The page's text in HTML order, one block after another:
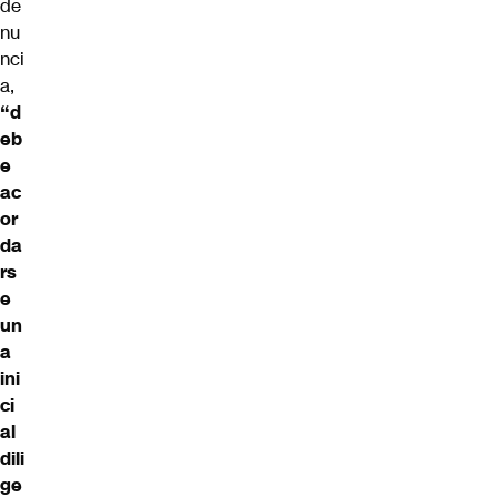
de
nu
nci
a,
“d
eb
e
ac
or
da
rs
e
un
a
ini
ci
al
dili
ge